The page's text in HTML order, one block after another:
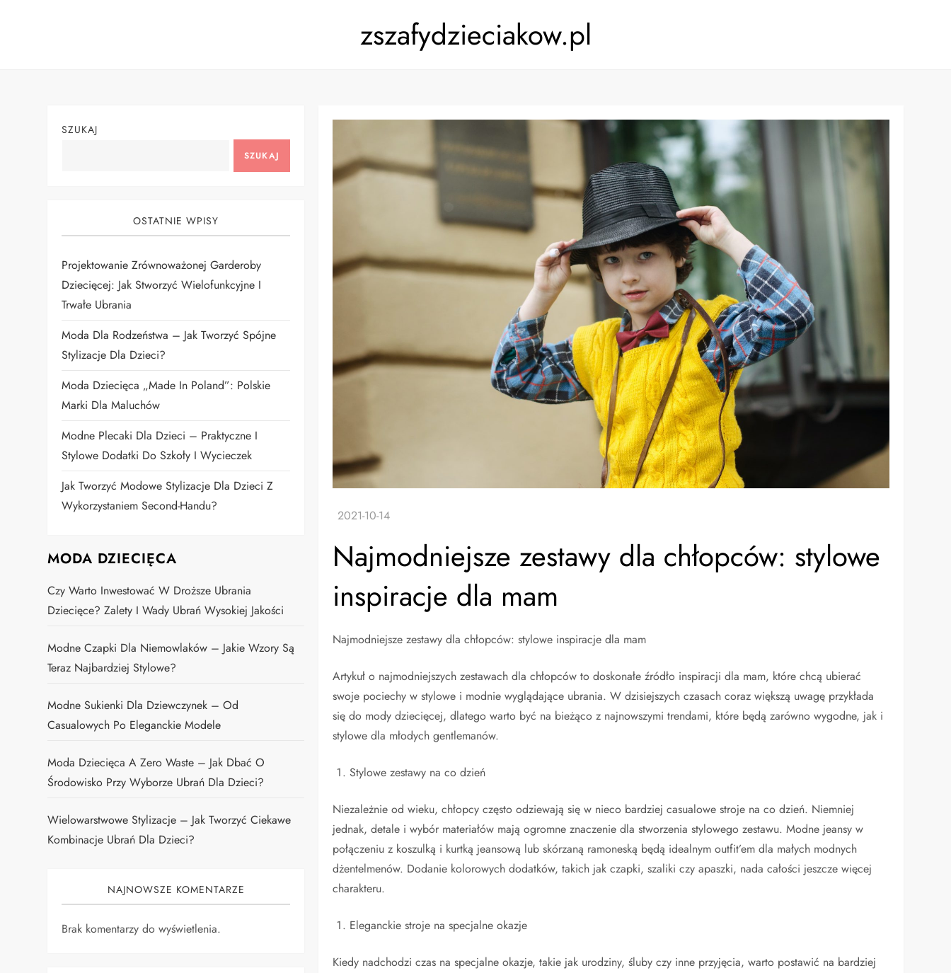
zszafydzieciakow.pl
Najmodniejsze zestawy dla chłopców: stylowe
inspiracje dla mam
Najmodniejsze zestawy dla chłopców: stylowe inspiracje dla mam
Artykuł o najmodniejszych zestawach dla chłopców to doskonałe źródło inspiracji dla mam, które chcą ubierać
swoje pociechy w stylowe i modnie wyglądające ubrania. W dzisiejszych czasach coraz większą uwagę przykłada
się do mody dziecięcej, dlatego warto być na bieżąco z najnowszymi trendami, które będą zarówno wygodne, jak i
stylowe dla młodych gentlemanów.
Stylowe zestawy na co dzień
Niezależnie od wieku, chłopcy często odziewają się w nieco bardziej casualowe stroje na co dzień. Niemniej
jednak, detale i wybór materiałów mają ogromne znaczenie dla stworzenia stylowego zestawu. Modne jeansy w
połączeniu z koszulką i kurtką jeansową lub skórzaną ramoneską będą idealnym outfit’em dla małych modnych
dżentelmenów. Dodanie kolorowych dodatków, takich jak czapki, szaliki czy apaszki, nada całości jeszcze więcej
charakteru.
Eleganckie stroje na specjalne okazje
Kiedy nadchodzi czas na specjalne okazje, takie jak urodziny, śluby czy inne przyjęcia, warto postawić na bardziej
SZUKAJ
SZUKAJ
OSTATNIE WPISY
Projektowanie Zrównoważonej Garderoby
Dziecięcej: Jak Stworzyć Wielofunkcyjne I
Trwałe Ubrania
Moda Dla Rodzeństwa – Jak Tworzyć Spójne
Stylizacje Dla Dzieci?
Moda Dziecięca „Made In Poland”: Polskie
Marki Dla Maluchów
Modne Plecaki Dla Dzieci – Praktyczne I
Stylowe Dodatki Do Szkoły I Wycieczek
Jak Tworzyć Modowe Stylizacje Dla Dzieci Z
Wykorzystaniem Second-Handu?
MODA DZIECIĘCA
Czy Warto Inwestować W Droższe Ubrania
Dziecięce? Zalety I Wady Ubrań Wysokiej Jakości
Modne Czapki Dla Niemowlaków – Jakie Wzory Są
Teraz Najbardziej Stylowe?
Modne Sukienki Dla Dziewczynek – Od
Casualowych Po Eleganckie Modele
Moda Dziecięca A Zero Waste – Jak Dbać O
Środowisko Przy Wyborze Ubrań Dla Dzieci?
Wielowarstwowe Stylizacje – Jak Tworzyć Ciekawe
Kombinacje Ubrań Dla Dzieci?
NAJNOWSZE KOMENTARZE
Brak komentarzy do wyświetlenia.